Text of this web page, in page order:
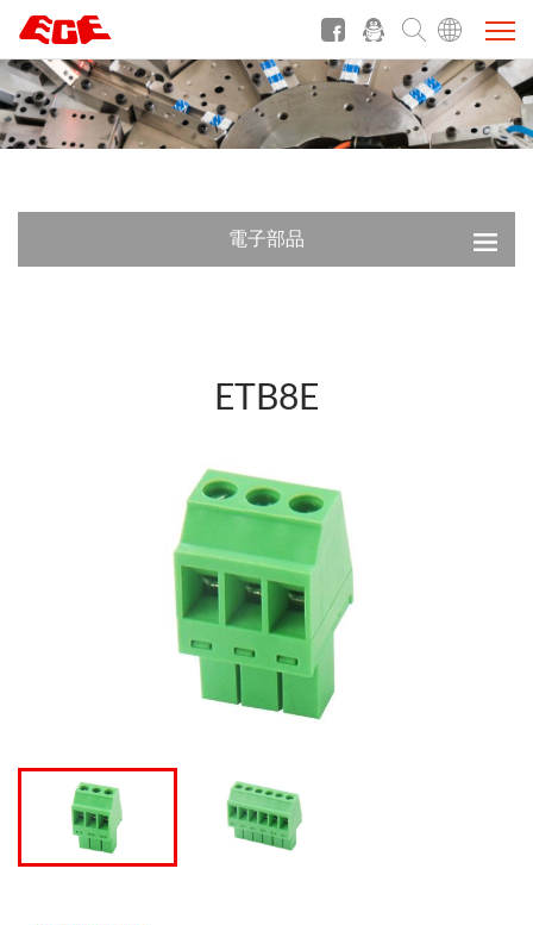
電子部品
ETB8E